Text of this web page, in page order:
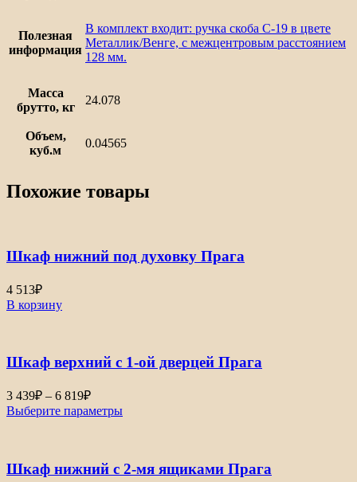
Полезная
информация
В комплект входит: ручка скоба С-19 в цвете
Металлик/Венге, с межцентровым расстоянием
128 мм.
Масса
брутто, кг
24.078
Объем,
куб.м
0.04565
Похожие товары
Шкаф нижний под духовку Прага
4 513₽
В корзину
Шкаф верхний с 1-ой дверцей Прага
3 439₽ – 6 819₽
Выберите параметры
Шкаф нижний с 2-мя ящиками Прага